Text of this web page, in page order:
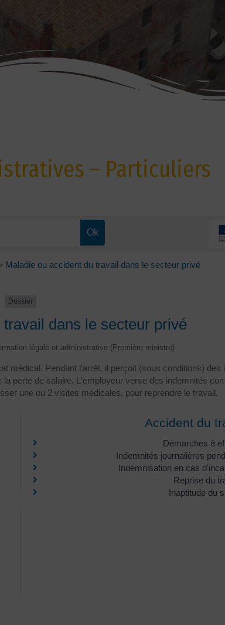
– Particuliers
> Maladie ou accident du travail dans le secteur privé
Dossier
dans le secteur privé
légale et administrative (Première ministre)
médical. Pendant l'arrêt, il perçoit (sous conditions)
perte de salaire. L'employeur verse des indemnités
une ou 2 visites médicales, pour reprendre le travail.
Accident du
Démarches à
Indemnités journalières
Indemnisation en cas
Reprise du
Inaptitude du